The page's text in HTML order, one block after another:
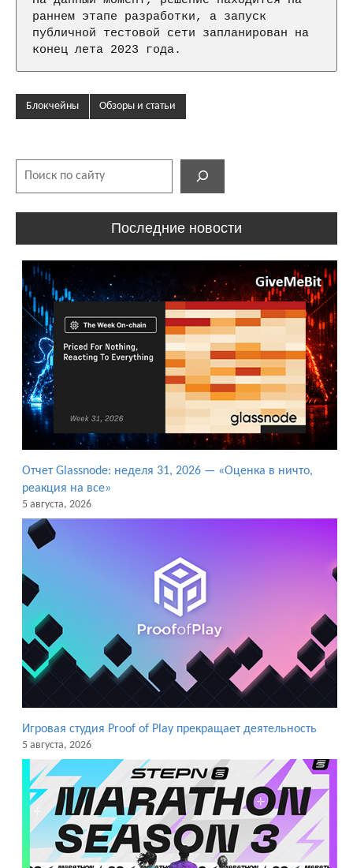
раннем этапе разработки, а запуск
публичной тестовой сети запланирован на
конец лета 2023 года.
Блокчейны Обзоры и статьи
Последние новости
Отчет Glassnode: неделя 31, 2026 — «Оценка в ничто,
реакция на все»
5 августа, 2026
Игровая студия Proof of Play прекращает деятельность
5 августа, 2026